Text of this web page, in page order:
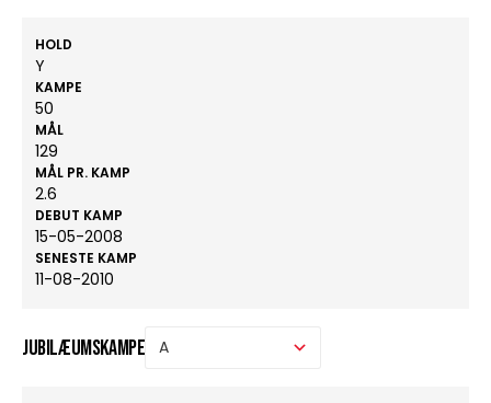
HOLD
Y
KAMPE
50
MÅL
129
MÅL PR. KAMP
2.6
DEBUT KAMP
15-05-2008
SENESTE KAMP
11-08-2010
Jubilæumskampe